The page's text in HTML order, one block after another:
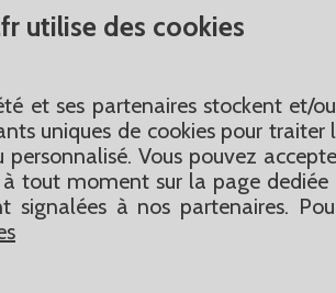
utilise des cookies
et ses partenaires stockent et/
uniques de cookies pour
personnalisé. Vous pouvez
tout moment sur la page dediée
signalées à nos partenaires.